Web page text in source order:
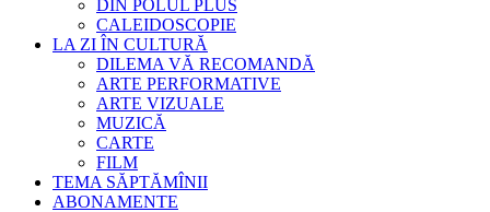
DIN POLUL PLUS
CALEIDOSCOPIE
LA ZI ÎN CULTURĂ
DILEMA VĂ RECOMANDĂ
ARTE PERFORMATIVE
ARTE VIZUALE
MUZICĂ
CARTE
FILM
TEMA SĂPTĂMÎNII
ABONAMENTE